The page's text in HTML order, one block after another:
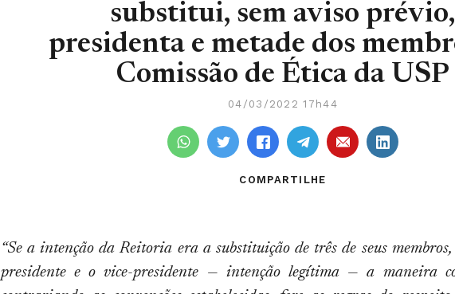
substitui, sem aviso prévio,
presidenta e metade dos
Comissão de Ética da USP
04/03/2022 17h44
COMPARTILHE
“Se a intenção da Reitoria era a substituição de três de seus
presidente e o vice-presidente — intenção legítima — a maneira